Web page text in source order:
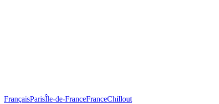
FrançaisParisÎle-de-FranceFranceChillout